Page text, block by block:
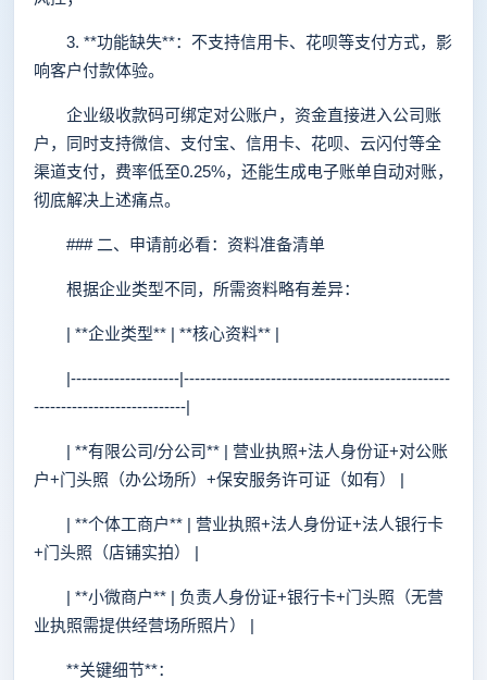
3. **功能缺失**：不支持信用卡、花呗等支付方式，影
响客户付款体验。
企业级收款码可绑定对公账户，资金直接进入公司账
户，同时支持微信、支付宝、信用卡、花呗、云闪付等全
渠道支付，费率低至0.25%，还能生成电子账单自动对账，
彻底解决上述痛点。
### 二、申请前必看：资料准备清单
根据企业类型不同，所需资料略有差异：
| **企业类型** | **核心资料** |
|--------------------|-------------------------------------------------
----------------------------|
| **有限公司/分公司** | 营业执照+法人身份证+对公账
户+门头照（办公场所）+保安服务许可证（如有） |
| **个体工商户** | 营业执照+法人身份证+法人银行卡
+门头照（店铺实拍） |
| **小微商户** | 负责人身份证+银行卡+门头照（无营
业执照需提供经营场所照片） |
**关键细节**：